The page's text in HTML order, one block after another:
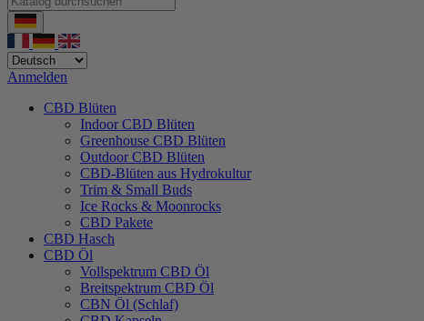
Anmelden
CBD Blüten
Indoor CBD Blüten
Greenhouse CBD Blüten
Outdoor CBD Blüten
CBD-Blüten aus Hydrokultur
Trim & Small Buds
Ice Rocks & Moonrocks
CBD Pakete
CBD Hasch
CBD Öl
Vollspektrum CBD Öl
Breitspektrum CBD Öl
CBN Öl (Schlaf)